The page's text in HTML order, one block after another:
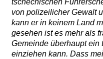
tschechischen
von polizeilicher Gewalt
kann er in keinem Land
gesehen ist es mehr als
Gemeinde überhaupt ein
einziehen kann. Dass